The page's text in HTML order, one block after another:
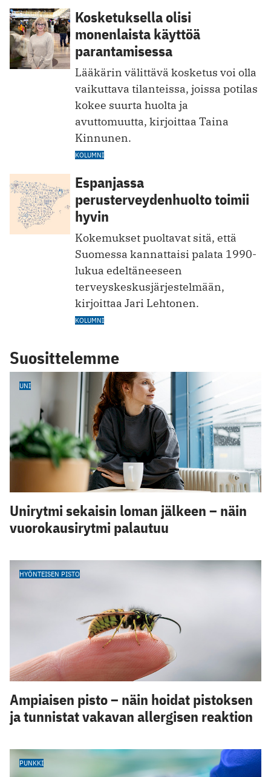
Kosketuksella olisi
monenlaista käyttöä
parantamisessa
Lääkärin välittävä kosketus voi olla
vaikuttava tilanteissa, joissa potilas
kokee suurta huolta ja
avuttomuutta, kirjoittaa Taina
Kinnunen.
KOLUMNI
Espanjassa
perusterveydenhuolto toimii
hyvin
Kokemukset puoltavat sitä, että
Suomessa kannattaisi palata 1990-
lukua edeltäneeseen
terveyskeskusjärjestelmään,
kirjoittaa Jari Lehtonen.
KOLUMNI
Suosittelemme
UNI
Unirytmi sekaisin loman jälkeen – näin
vuorokausirytmi palautuu
HYÖNTEISEN PISTO
Ampiaisen pisto – näin hoidat pistoksen
ja tunnistat vakavan allergisen reaktion
PUNKKI